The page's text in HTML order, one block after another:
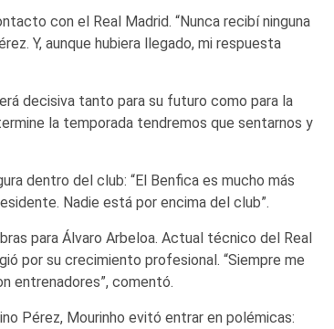
con el Real Madrid. “Nunca recibí ninguna
Y, aunque hubiera llegado, mi respuesta
decisiva tanto para su futuro como para la
la temporada tendremos que sentarnos y
dentro del club: “El Benfica es mucho más
Nadie está por encima del club”.
para Álvaro Arbeloa. Actual técnico del Real
por su crecimiento profesional. “Siempre me
entrenadores”, comentó.
Pérez, Mourinho evitó entrar en polémicas: